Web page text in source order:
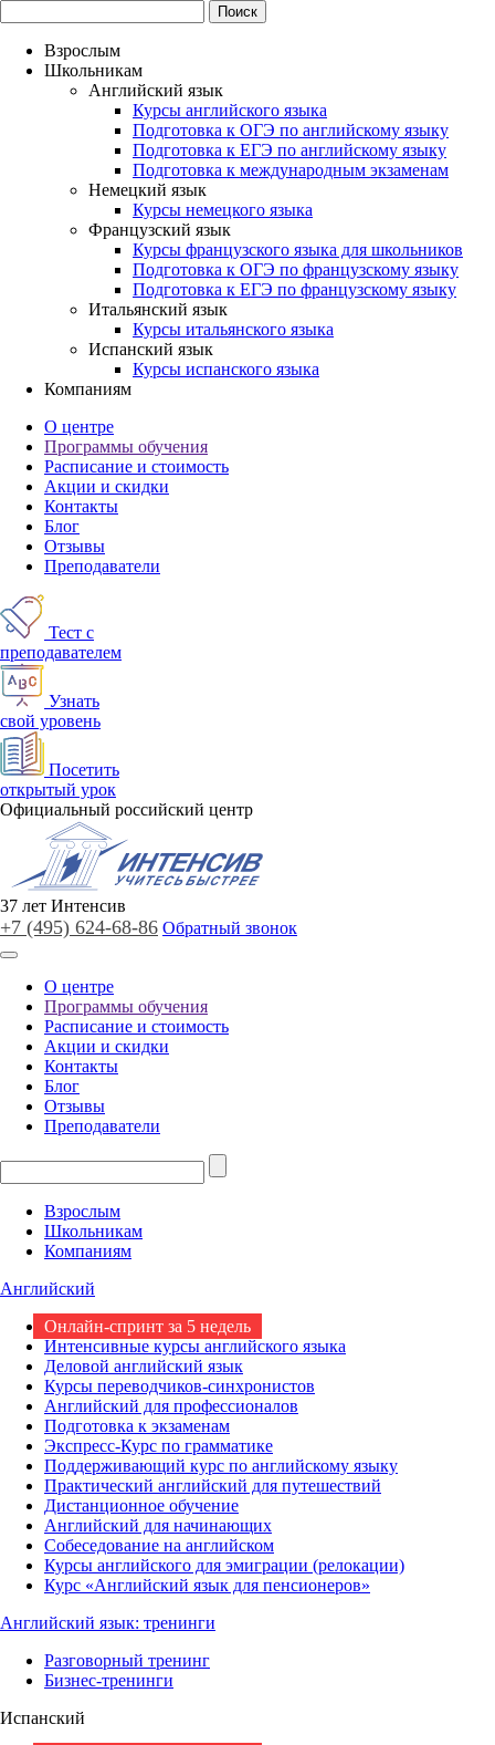
Взрослым
Школьникам
Английский язык
Курсы английского языка
Подготовка к ОГЭ по английскому языку
Подготовка к ЕГЭ по английскому языку
Подготовка к международным экзаменам
Немецкий язык
Курсы немецкого языка
Французский язык
Курсы французского языка для школьников
Подготовка к ОГЭ по французскому языку
Подготовка к ЕГЭ по французскому языку
Итальянский язык
Курсы итальянского языка
Испанский язык
Курсы испанского языка
Компаниям
О центре
Программы обучения
Расписание и стоимость
Акции и скидки
Контакты
Блог
Отзывы
Преподаватели
Тест с
преподавателем
Узнать
свой уровень
Посетить
открытый урок
Официальный российский центр
37 лет Интенсив
+7 (495) 624-68-86 Обратный звонок
О центре
Программы обучения
Расписание и стоимость
Акции и скидки
Контакты
Блог
Отзывы
Преподаватели
Взрослым
Школьникам
Компаниям
Английский
Онлайн-спринт за 5 недель
Интенсивные курсы английского языка
Деловой английский язык
Курсы переводчиков-синхронистов
Английский для профессионалов
Подготовка к экзаменам
Экспресс-Курс по грамматике
Поддерживающий курс по английскому языку
Практический английский для путешествий
Дистанционное обучение
Английский для начинающих
Собеседование на английском
Курсы английского для эмиграции (релокации)
Курс «Английский язык для пенсионеров»
Английский язык: тренинги
Разговорный тренинг
Бизнес-тренинги
Испанский